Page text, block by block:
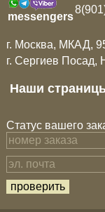
messengers
г. Москва, МКАД,
г. Сергиев Посад,
Наши
Статус вашего